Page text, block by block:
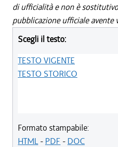
di ufficialità e non è
pubblicazione ufficiale avente
Scegli il testo:
TESTO VIGENTE
TESTO STORICO
Formato stampabile:
HTML- PDF - DOC